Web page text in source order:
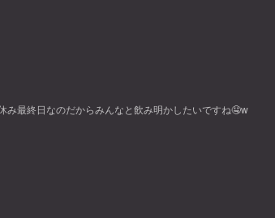
み最終日なのだからみんなと飲み明かしたいですね🤤w